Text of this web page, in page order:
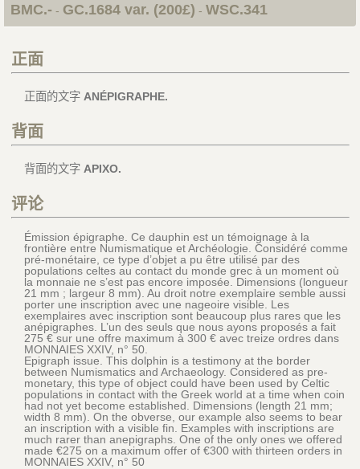
BMC.- - GC.1684 var. (200£) - WSC.341
正面
正面的文字 ANÉPIGRAPHE.
背面
背面的文字 APIXO.
评论
Émission épigraphe. Ce dauphin est un témoignage à la
frontière entre Numismatique et Archéologie. Considéré comme
pré-monétaire, ce type d’objet a pu être utilisé par des
populations celtes au contact du monde grec à un moment où
la monnaie ne s’est pas encore imposée. Dimensions (longueur
21 mm ; largeur 8 mm). Au droit notre exemplaire semble aussi
porter une inscription avec une nageoire visible. Les
exemplaires avec inscription sont beaucoup plus rares que les
anépigraphes. L’un des seuls que nous ayons proposés a fait
275 € sur une offre maximum à 300 € avec treize ordres dans
MONNAIES XXIV, n° 50.
Epigraph issue. This dolphin is a testimony at the border
between Numismatics and Archaeology. Considered as pre-
monetary, this type of object could have been used by Celtic
populations in contact with the Greek world at a time when coin
had not yet become established. Dimensions (length 21 mm;
width 8 mm). On the obverse, our example also seems to bear
an inscription with a visible fin. Examples with inscriptions are
much rarer than anepigraphs. One of the only ones we offered
made €275 on a maximum offer of €300 with thirteen orders in
MONNAIES XXIV, n° 50